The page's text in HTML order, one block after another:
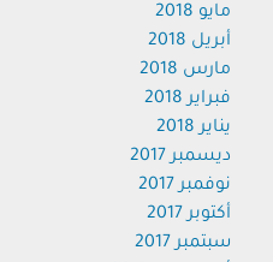
مايو 2018
أبريل 2018
مارس 2018
فبراير 2018
يناير 2018
ديسمبر 2017
نوفمبر 2017
أكتوبر 2017
سبتمبر 2017